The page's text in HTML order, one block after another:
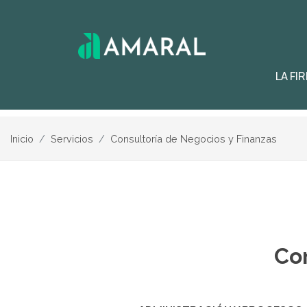
LA
en el mercado local a través de un
consultoría, tercerización de procesos de
Inicio Servicios Consultoría de Negocios y Finanzas